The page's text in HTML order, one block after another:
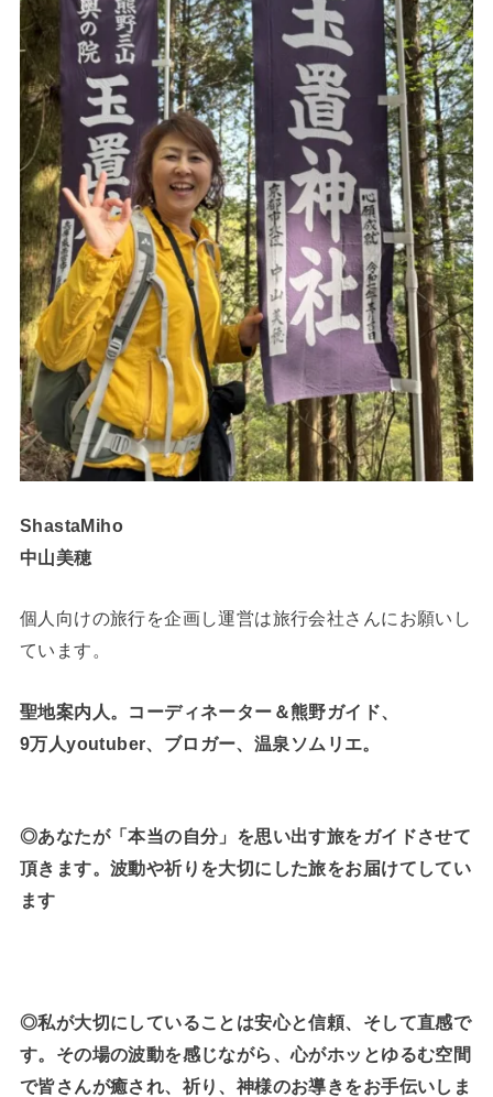
ShastaMiho
中山美穂
個人向けの旅行を企画し運営は旅行会社さんにお願いし
ています。
聖地案内人。コーディネーター＆熊野ガイド、
9万人youtuber、ブロガー、温泉ソムリエ。
◎あなたが「本当の自分」を思い出す旅をガイドさせて
頂きます。波動や祈りを大切にした旅をお届けてしてい
ます
◎私が大切にしていることは安心と信頼、そして直感で
す。その場の波動を感じながら、心がホッとゆるむ空間
で皆さんが癒され、祈り、神様のお導きをお手伝いしま